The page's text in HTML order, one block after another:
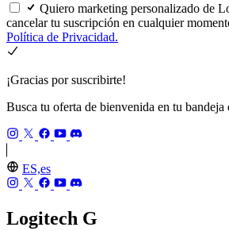
Quiero marketing personalizado de
cancelar tu suscripción en cualquier
Política de Privacidad.
¡Gracias por suscribirte!
Busca tu oferta de bienvenida en tu bandeja
ES,es
Logitech G